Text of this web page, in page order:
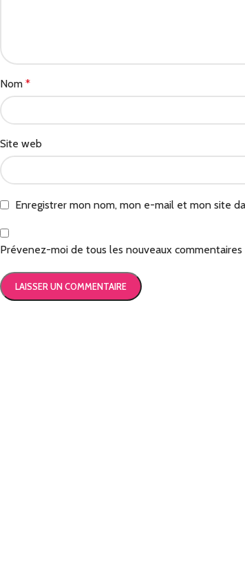
Nom *
Site web
Enregistrer mon nom, mon e-mail et mon site
Prévenez-moi de tous les nouveaux commentaires